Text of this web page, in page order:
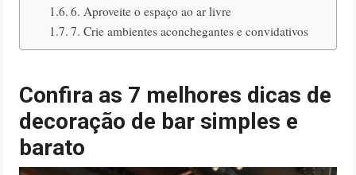
6. Aproveite o espaço ao ar livre
7. Crie ambientes aconchegantes e convidativos
Confira as 7 melhores dicas de
decoração de bar simples e
barato